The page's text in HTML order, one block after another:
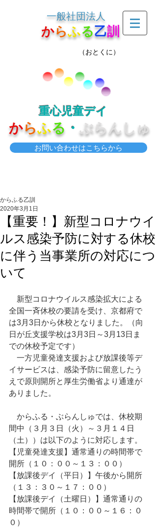
一般社団法人
からふる乙訓
（おとくに）
重心児童デイ
からふる ・ ぶらんしゅ
お問い合わせはこちらから
【重要！】新型コロナウイ
ルス感染予防に対する休校
に伴う当事業所の対応につ
いて
からふる乙訓
2020年3月1日
新型コロナウイルス感染拡大による
全国一斉休校の要請を受け、京都府で
は3月3日から休校となりました。（向
日が丘支援学校は3月3日～3月13日ま
での休校予定です）
一方児童発達支援および放課後等デ
イサービスは、感染予防に留意したう
えで原則開所と厚生労働省より通達が
ありました。
からふる・ぶらんしゅでは、休校期
間中（３月３日（火）～３月１４日
（土））は以下のように対応します。
【児童発達支援】通常通りの時間帯で
開所（１０：００～１３：００）
【放課後デイ（平日）】午後から開所
（１３：３０～１７：００）
【放課後デイ（土曜日）】通常通りの
時間帯で開所（１０：００～１６：０
０）